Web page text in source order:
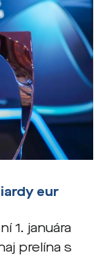
eur
1. januára
prelína s